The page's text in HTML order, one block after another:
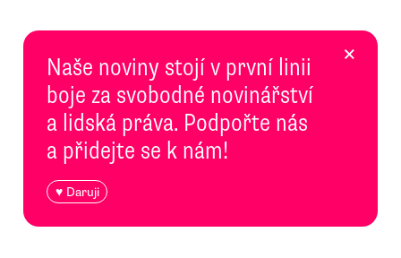
Naše noviny stojí v první linii
boje za svobodné novinářství
a lidská práva. Podpořte nás
a přidejte se k nám!
♥ Daruji
×